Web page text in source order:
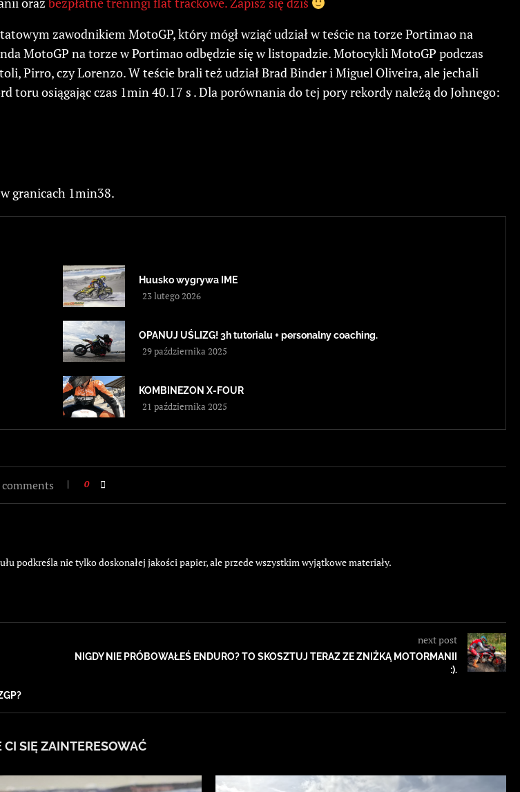
zawodnikiem MotoGP, który mógł wziąć udział w teście na torze Portimao na
MotoGP na torze w Portimao odbędzie się w listopadzie. Motocykli MotoGP podczas
Pirro, czy Lorenzo. W teście brali też udział Brad Binder i Miguel Oliveira, ale jechali
toru osiągając czas 1min 40.17 s . Dla porównania do tej pory rekordy należą do Johnego:
granicach 1min38.
Huusko wygrywa IME
23 lutego 2026
OPANUJ UŚLIZG! 3h tutorialu + personalny coaching.
29 października 2025
KOMBINEZON X-FOUR
21 października 2025
0
podkreśla nie tylko doskonałej jakości papier, ale przede wszystkim wyjątkowe materiały.
next post
NIGDY NIE PRÓBOWAŁEŚ ENDURO? TO SKOSZTUJ TERAZ ZE ZNIŻKĄ MOTORMANII
:).
CI SIĘ ZAINTERESOWAĆ